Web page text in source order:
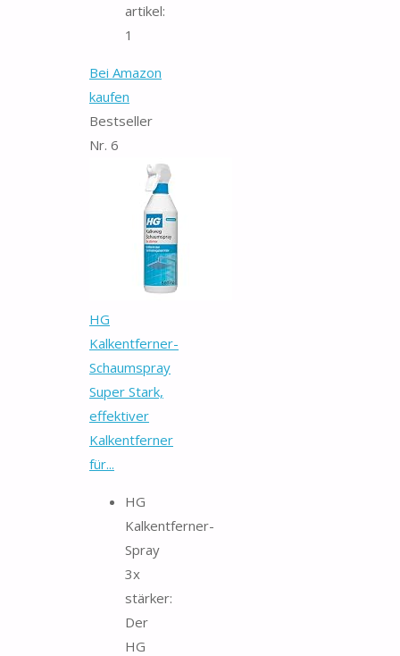
artikel:
1
Bei Amazon
kaufen
Bestseller
Nr. 6
HG
Kalkentferner-
Schaumspray
Super Stark,
effektiver
Kalkentferner
für...
HG
Kalkentferner-
Spray
3x
stärker:
Der
HG